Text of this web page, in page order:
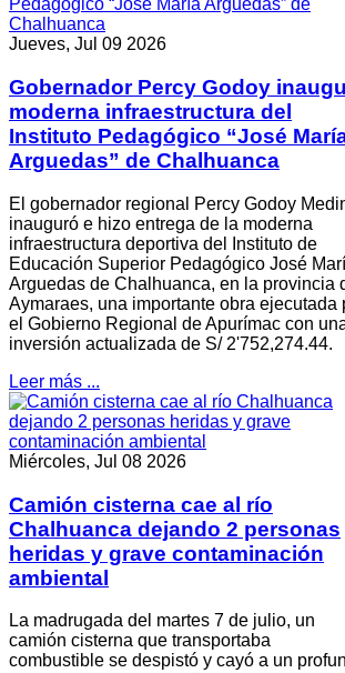
Jueves, Jul 09 2026
Gobernador Percy Godoy
moderna infraestructura del
Instituto Pedagógico “José
Arguedas” de Chalhuanca
El gobernador regional Percy Godoy
inauguró e hizo entrega de la moderna
infraestructura deportiva del Instituto de
Educación Superior Pedagógico José
Arguedas de Chalhuanca, en la provincia
Aymaraes, una importante obra ejecutada
el Gobierno Regional de Apurímac con
inversión actualizada de S/ 2'752,274.44.
Leer más ...
Miércoles, Jul 08 2026
Camión cisterna cae al río
Chalhuanca dejando 2 personas
heridas y grave contaminación
ambiental
La madrugada del martes 7 de julio, un
camión cisterna que transportaba
combustible se despistó y cayó a un